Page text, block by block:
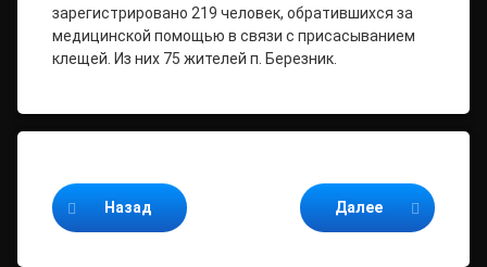
зарегистрировано 219 человек, обратившихся за
медицинской помощью в связи с присасыванием
клещей. Из них 75 жителей п. Березник.
Назад Далее